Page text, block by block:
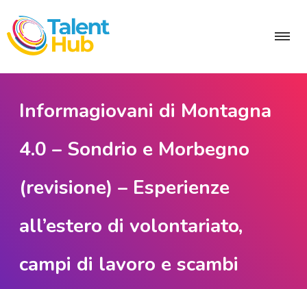
Informagiovani di Montagna
4.0 – Sondrio e Morbegno
(revisione) – Esperienze
all’estero di volontariato,
campi di lavoro e scambi